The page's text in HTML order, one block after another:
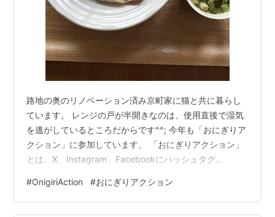
路地の奥のリノベーション済み京町家に猫と共に暮らし
ています。 レンジの戸が半開きなのは、使用直後で湿気
を逃がしているところだからです^^; 今年も「おにぎりア
クション」に参加しています。 「おにぎりアクション」
とは、X、Instagram、Facebookにハッシュタグ
と、TABLE FOR TWO という団体を通じて途上国の学校
給食の支援が行われるというキャンペーン投稿者に費用
#OnigiriAction #おにぎりアクション